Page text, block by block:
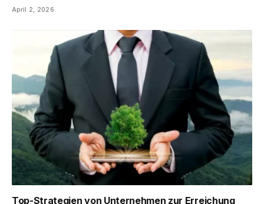
April 2, 2026
Top-Strategien von Unternehmen zur Erreichung